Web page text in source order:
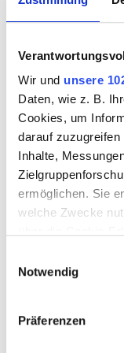
Wir und unsere
Daten, wie z. B.
Cookies, um
darauf
Inhalte,
ermöglichen. Sie
welche Zwecke
welche bis auf
Notwendig
Präferenzen
5
10
11 12
17
18 19
24
25 26